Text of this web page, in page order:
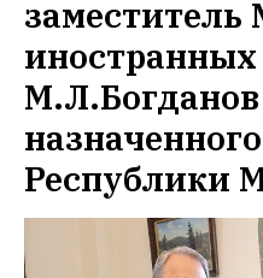
заместитель
Республики